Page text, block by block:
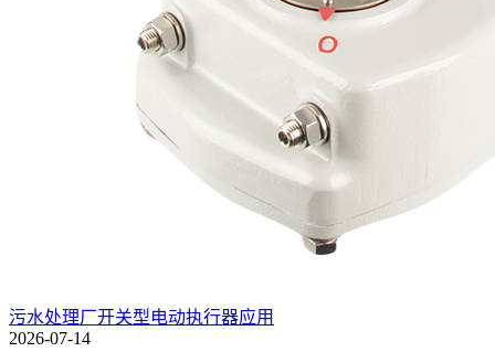
污水处理厂开关型电动执行器应用
2026-07-14